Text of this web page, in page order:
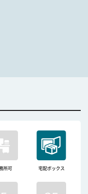
所可 宅配ボックス